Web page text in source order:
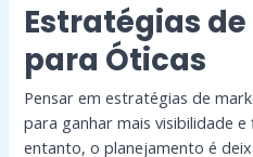
Estratégias
para Óticas
Pensar em estratégias de
para ganhar mais visibilidade
entanto, o planejamento é